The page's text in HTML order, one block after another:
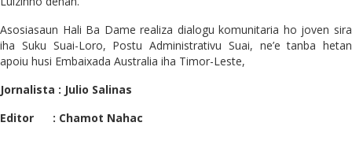
Asosiasaun Hali Ba Dame realiza dialogu komunitaria ho joven sira
iha Suku Suai-Loro, Postu Administrativu Suai, ne’e tanba hetan
apoiu husi Embaixada Australia iha Timor-Leste,
Jornalista : Julio Salinas
Editor : Chamot Nahac